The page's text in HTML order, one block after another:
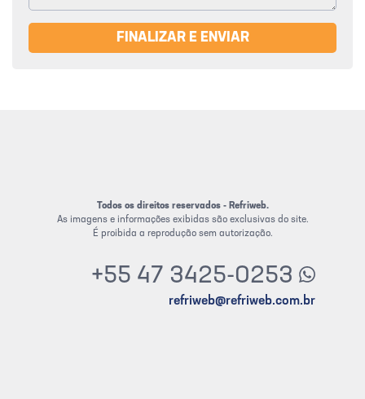
FINALIZAR E ENVIAR
Todos os direitos reservados - Refriweb.
As imagens e informações exibidas são exclusivas do site.
É proibida a reprodução sem autorização.
+55 47 3425-0253
refriweb@refriweb.com.br